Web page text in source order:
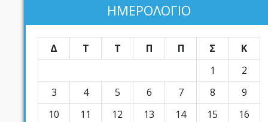
ΗΜΕΡΟΛΟΓΙΟ
Δ Τ Τ Π Π Σ
Κ
1
2
3
4 5 6 7 8
9
10
11 12 13 14 15
16